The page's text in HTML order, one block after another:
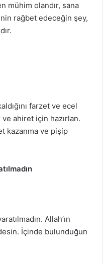
mühim olandır, sana
rağbet edeceğin şey,
farzet ve ecel
ahiret için hazırlan.
kazanma ve pişip
Allah’ın
İçinde bulunduğun